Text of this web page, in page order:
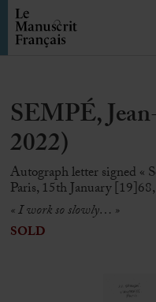
SEMPÉ,
2022)
Autograph letter signed «
Paris, 15th January
« I work so slowly… »
SOLD